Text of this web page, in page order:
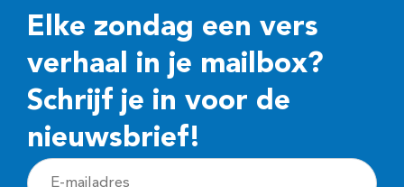
Elke zondag een vers
verhaal in je mailbox?
Schrijf je in voor de
nieuwsbrief!
E